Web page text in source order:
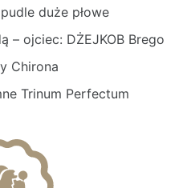
duże płowe
– ojciec: DŻEJKOB Brego
Chirona
Trinum Perfectum